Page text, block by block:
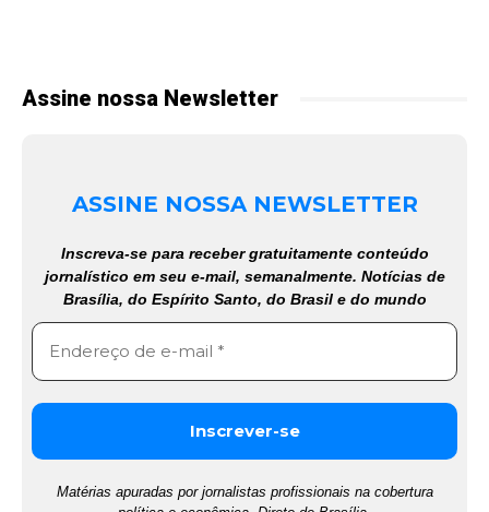
Assine nossa Newsletter
ASSINE NOSSA NEWSLETTER
Inscreva-se para receber gratuitamente conteúdo
jornalístico em seu e-mail, semanalmente. Notícias de
Brasília, do Espírito Santo, do Brasil e do mundo
Matérias apuradas por jornalistas profissionais na cobertura